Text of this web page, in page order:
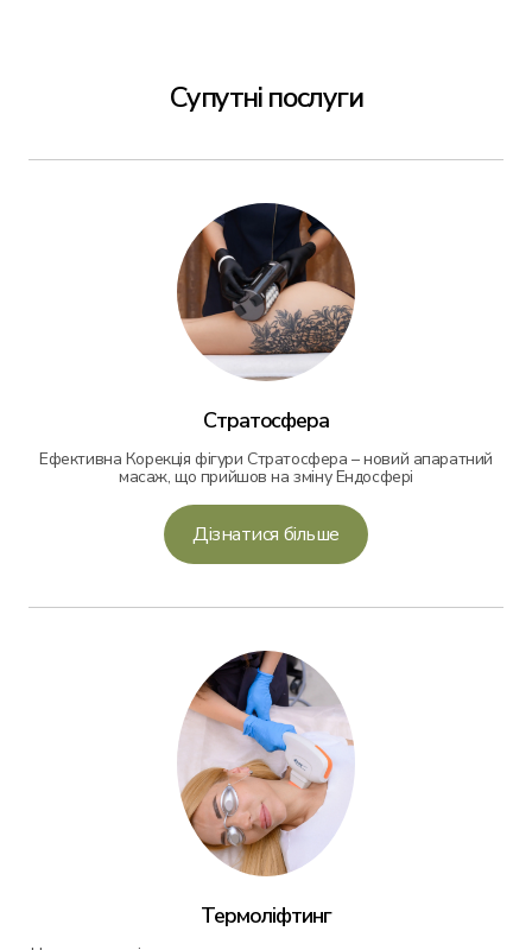
Супутні послуги
Стратосфера
Ефективна Корекція фігури Стратосфера – новий апаратний
масаж, що прийшов на зміну Ендосфері
Дізнатися більше
Термоліфтинг